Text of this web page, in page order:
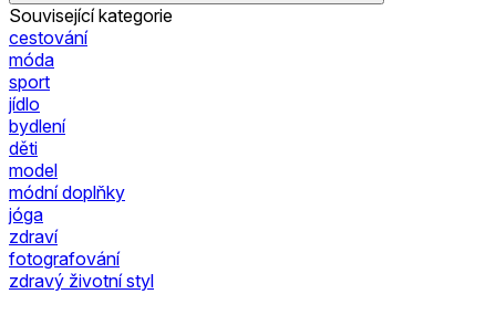
Související kategorie
cestování
móda
sport
jídlo
bydlení
děti
model
módní doplňky
jóga
zdraví
fotografování
zdravý životní styl